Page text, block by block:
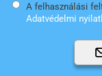
A felhasználási
Adatvédelmi